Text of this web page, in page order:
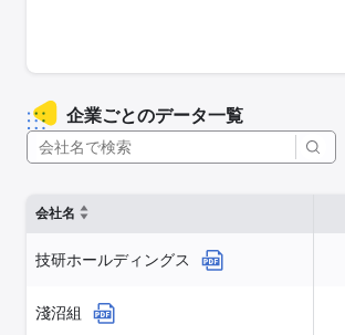
企業ごとのデータ一覧
会社名
技研ホールディングス
淺沼組